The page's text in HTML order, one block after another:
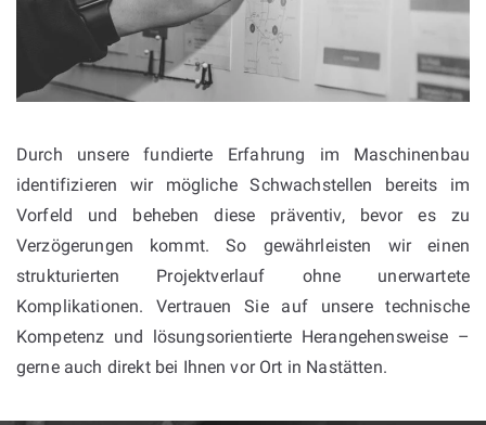
Durch unsere fundierte Erfahrung im Maschinenbau
identifizieren wir mögliche Schwachstellen bereits im
Vorfeld und beheben diese präventiv, bevor es zu
Verzögerungen kommt. So gewährleisten wir einen
strukturierten Projektverlauf ohne unerwartete
Komplikationen. Vertrauen Sie auf unsere technische
Kompetenz und lösungsorientierte Herangehensweise –
gerne auch direkt bei Ihnen vor Ort in Nastätten.